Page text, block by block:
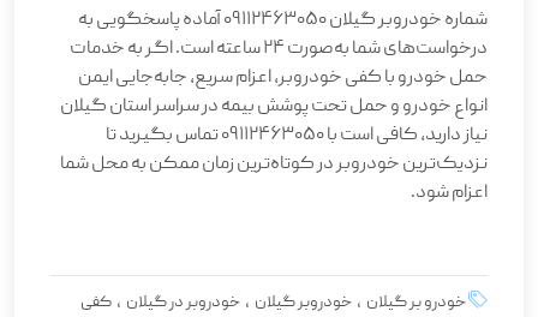
شماره خودروبر گیلان 09112463050 آماده پاسخگویی به
درخواست‌های شما به‌صورت ۲۴ ساعته است. اگر به خدمات
حمل خودرو با کفی خودروبر، اعزام سریع، جابه‌جایی ایمن
انواع خودرو و حمل تحت پوشش بیمه در سراسر استان گیلان
نیاز دارید، کافی است با 09112463050 تماس بگیرید تا
نزدیک‌ترین خودروبر در کوتاه‌ترین زمان ممکن به محل شما
اعزام شود.
خودرو بر گیلان , خودروبر گیلان , خودروبر در گیلان , کفی